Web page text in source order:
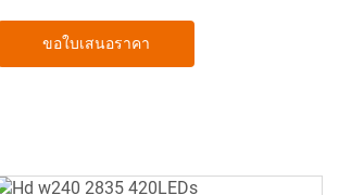
ขอใบเสนอราคา